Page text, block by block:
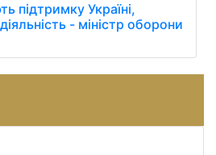
підтримку Україні,
- міністр оборони